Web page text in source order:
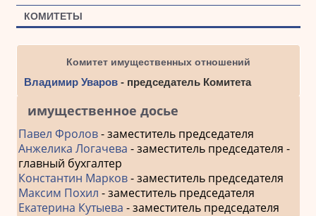
КОМИТЕТЫ
Комитет имущественных отношений
Владимир Уваров- председатель Комитета
имущественное досье
Павел Фролов- заместитель председателя
Анжелика Логачева - заместитель председателя -
главный бухгалтер
Константин Марков- заместитель председателя
Максим Похил - заместитель председателя
Екатерина Кутыева - заместитель председателя